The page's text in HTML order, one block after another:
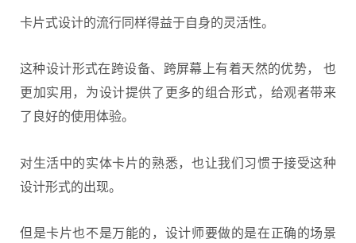
卡片式设计的流行同样得益于自身的灵活性。
这种设计形式在跨设备、跨屏幕上有着天然的优势， 也
更加实用，为设计提供了更多的组合形式，给观者带来
了良好的使用体验。
对生活中的实体卡片的熟悉，也让我们习惯于接受这种
设计形式的出现。
但是卡片也不是万能的，设计师要做的是在正确的场景